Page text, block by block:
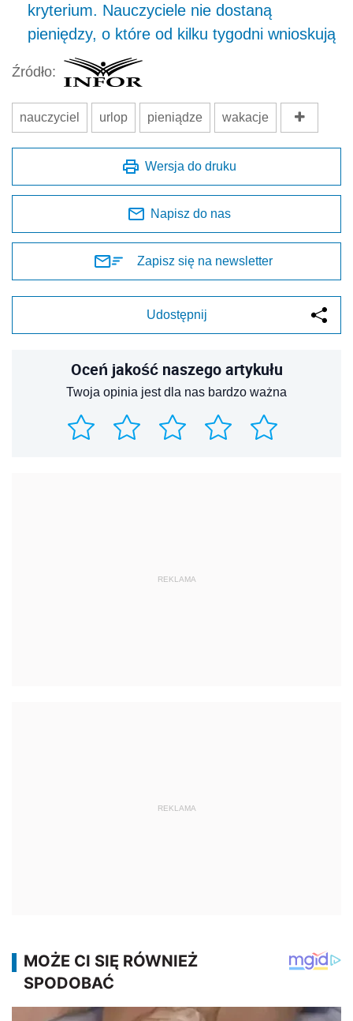
kryterium. Nauczyciele nie dostaną
pieniędzy, o które od kilku tygodni wnioskują
Źródło:
nauczyciel urlop pieniądze wakacje
Wersja do druku
Napisz do nas
Zapisz się na newsletter
Udostępnij
Oceń jakość naszego artykułu
Twoja opinia jest dla nas bardzo ważna
REKLAMA
REKLAMA